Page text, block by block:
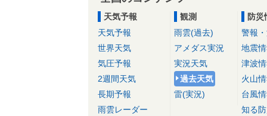
天気予報
天気予報
世界天気
気圧予報
2週間天気
長期予報
雨雲レーダー
観測
雨雲(過去)
アメダス実況
実況天気
過去天気
雷(実況)
防災
警報
地震
津波
火山
台風
知る